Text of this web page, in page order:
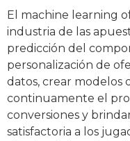
El machine learning
industria de las
predicción del
personalización de
datos, crear modelos
continuamente el
conversiones y
satisfactoria a los